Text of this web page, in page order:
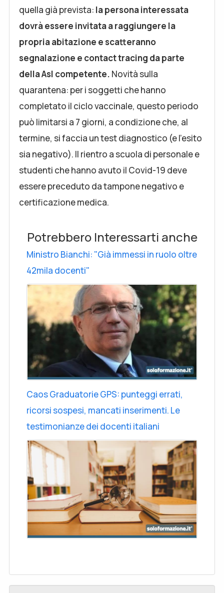
quella già prevista: la persona interessata
dovrà essere invitata a raggiungere la
propria abitazione e scatteranno
segnalazione e contact tracing da parte
della Asl competente. Novità sulla
quarantena: per i soggetti che hanno
completato il ciclo vaccinale, questo periodo
può limitarsi a 7 giorni, a condizione che, al
termine, si faccia un test diagnostico (e l’esito
sia negativo). Il rientro a scuola di personale e
studenti che hanno avuto il Covid-19 deve
essere preceduto da tampone negativo e
certificazione medica.
Potrebbero Interessarti anche
Ministro Bianchi: "Già immessi in ruolo oltre
42mila docenti"
Caos Graduatorie GPS: punteggi errati,
ricorsi sospesi, mancati inserimenti. Le
testimonianze dei docenti italiani